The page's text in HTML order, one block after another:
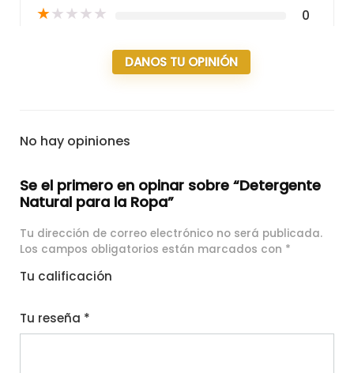
★★★★★ 0
DANOS TU OPINIÓN
No hay opiniones
Se el primero en opinar sobre “Detergente
Natural para la Ropa”
Tu dirección de correo electrónico no será publicada.
Los campos obligatorios están marcados con *
Tu calificación
Tu reseña *